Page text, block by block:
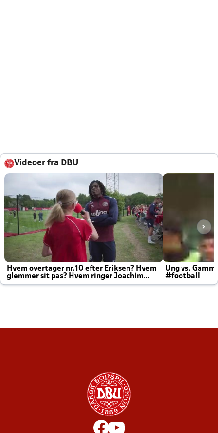
Videoer fra DBU
Hvem overtager nr.10 efter Eriksen? Hvem
glemmer sit pas? Hvem ringer Joachim
altid til efter kampe?
Ung vs.
#football